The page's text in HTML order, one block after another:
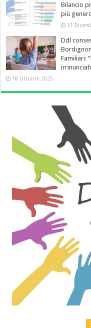
Bilancio
più
31
Ddl
Familiari:
18 Ottobre 2025